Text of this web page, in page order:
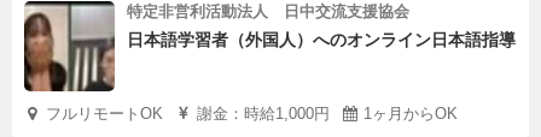
特定非営利活動法人 日中交流支援協会
日本語学習者（外国人）へのオンライン日本語指導
フルリモートOK 謝金：時給1,000円 1ヶ月からOK